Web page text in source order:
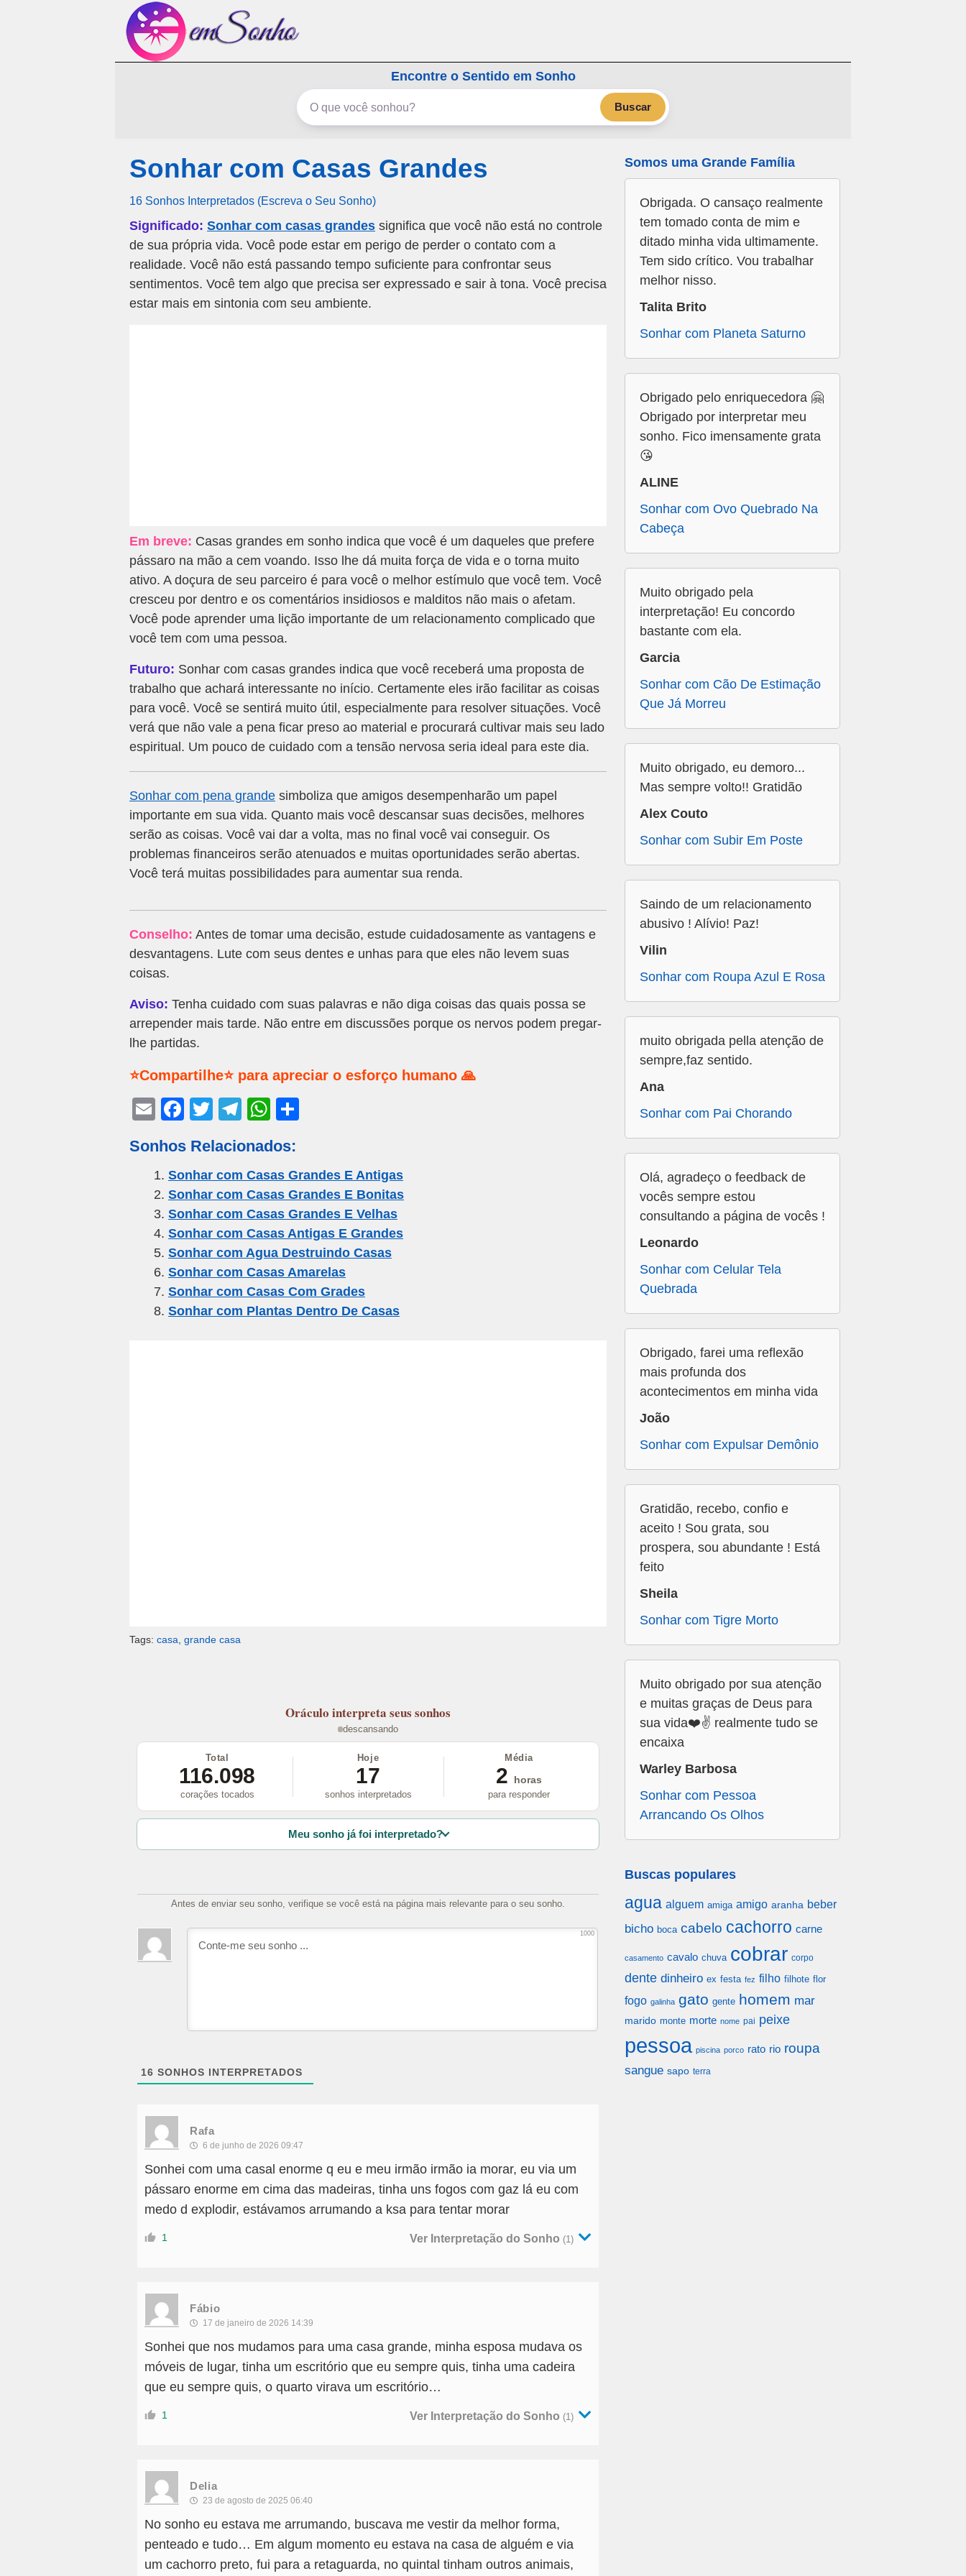
Encontre o Sentido em Sonho
Buscar
Sonhar com Casas Grandes
16 Sonhos Interpretados (Escreva o Seu Sonho)
Significado: Sonhar com casas grandes significa que você não está no controle
de sua própria vida. Você pode estar em perigo de perder o contato com a
realidade. Você não está passando tempo suficiente para confrontar seus
sentimentos. Você tem algo que precisa ser expressado e sair à tona. Você precisa
estar mais em sintonia com seu ambiente.
Em breve: Casas grandes em sonho indica que você é um daqueles que prefere
pássaro na mão a cem voando. Isso lhe dá muita força de vida e o torna muito
ativo. A doçura de seu parceiro é para você o melhor estímulo que você tem. Você
cresceu por dentro e os comentários insidiosos e malditos não mais o afetam.
Você pode aprender uma lição importante de um relacionamento complicado que
você tem com uma pessoa.
Futuro: Sonhar com casas grandes indica que você receberá uma proposta de
trabalho que achará interessante no início. Certamente eles irão facilitar as coisas
para você. Você se sentirá muito útil, especialmente para resolver situações. Você
verá que não vale a pena ficar preso ao material e procurará cultivar mais seu lado
espiritual. Um pouco de cuidado com a tensão nervosa seria ideal para este dia.
Sonhar com pena grande simboliza que amigos desempenharão um papel
importante em sua vida. Quanto mais você descansar suas decisões, melhores
serão as coisas. Você vai dar a volta, mas no final você vai conseguir. Os
problemas financeiros serão atenuados e muitas oportunidades serão abertas.
Você terá muitas possibilidades para aumentar sua renda.
Conselho: Antes de tomar uma decisão, estude cuidadosamente as vantagens e
desvantagens. Lute com seus dentes e unhas para que eles não levem suas
coisas.
Aviso: Tenha cuidado com suas palavras e não diga coisas das quais possa se
arrepender mais tarde. Não entre em discussões porque os nervos podem pregar-
lhe partidas.
⭐Compartilhe⭐ para apreciar o esforço humano 🙏
E
ail
F
c
e
b
o
o
k
T
tt
er
T
e
gr
a
m
W
at
s
A
p
p
e
Sonhos Relacionados:
Sonhar com Casas Grandes E Antigas
Sonhar com Casas Grandes E Bonitas
Sonhar com Casas Grandes E Velhas
Sonhar com Casas Antigas E Grandes
Sonhar com Agua Destruindo Casas
Sonhar com Casas Amarelas
Sonhar com Casas Com Grades
Sonhar com Plantas Dentro De Casas
Tags: casa grande casa
Oráculo interpreta seus sonhos
descansando
Total
116.098
corações tocados
Hoje
17
sonhos interpretados
Média
2
horas
para responder
Meu sonho já foi interpretado?
Antes de enviar seu sonho, verifique se você está na página mais relevante para o seu sonho.
1000
16 SONHOS INTERPRETADOS
Rafa
6 de junho de 2026 09:47
Sonhei com uma casal enorme q eu e meu irmão irmão ia morar, eu via um
pássaro enorme em cima das madeiras, tinha uns fogos com gaz lá eu com
medo d explodir, estávamos arrumando a ksa para tentar morar
1 Ver Interpretação do Sonho (1)
Fábio
17 de janeiro de 2026 14:39
Sonhei que nos mudamos para uma casa grande, minha esposa mudava os
móveis de lugar, tinha um escritório que eu sempre quis, tinha uma cadeira
que eu sempre quis, o quarto virava um escritório…
1 Ver Interpretação do Sonho (1)
Delia
23 de agosto de 2025 06:40
No sonho eu estava me arrumando, buscava me vestir da melhor forma,
penteado e tudo… Em algum momento eu estava na casa de alguém e via
um cachorro preto, fui para a retaguarda, no quintal tinham outros animais,
Somos uma Grande Família
Obrigada. O cansaço realmente
tem tomado conta de mim e
ditado minha vida ultimamente.
Tem sido crítico. Vou trabalhar
melhor nisso.
Talita Brito
Sonhar com Planeta Saturno
Obrigado pelo enriquecedora 🤗
Obrigado por interpretar meu
sonho. Fico imensamente grata
😘
ALINE
Sonhar com Ovo Quebrado Na
Cabeça
Muito obrigado pela
interpretação! Eu concordo
bastante com ela.
Garcia
Sonhar com Cão De Estimação
Que Já Morreu
Muito obrigado, eu demoro...
Mas sempre volto!! Gratidão
Alex Couto
Sonhar com Subir Em Poste
Saindo de um relacionamento
abusivo ! Alívio! Paz!
Vilin
Sonhar com Roupa Azul E Rosa
muito obrigada pella atenção de
sempre,faz sentido.
Ana
Sonhar com Pai Chorando
Olá, agradeço o feedback de
vocês sempre estou
consultando a página de vocês !
Leonardo
Sonhar com Celular Tela
Quebrada
Obrigado, farei uma reflexão
mais profunda dos
acontecimentos em minha vida
João
Sonhar com Expulsar Demônio
Gratidão, recebo, confio e
aceito ! Sou grata, sou
prospera, sou abundante ! Está
feito
Sheila
Sonhar com Tigre Morto
Muito obrigado por sua atenção
e muitas graças de Deus para
sua vida❤️✌️ realmente tudo se
encaixa
Warley Barbosa
Sonhar com Pessoa
Arrancando Os Olhos
Buscas populares
agua alguem amiga amigo aranha beber
bicho boca cabelo cachorro carne
casamento cavalo chuva cobrar corpo
dente dinheiro ex festa fez filho filhote flor
fogo galinha gato gente homem mar
marido monte morte nome pai peixe
pessoa piscina porco rato rio roupa
sangue sapo terra